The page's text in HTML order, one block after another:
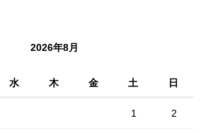
2026年8月
水 木 金 土 日
1 2